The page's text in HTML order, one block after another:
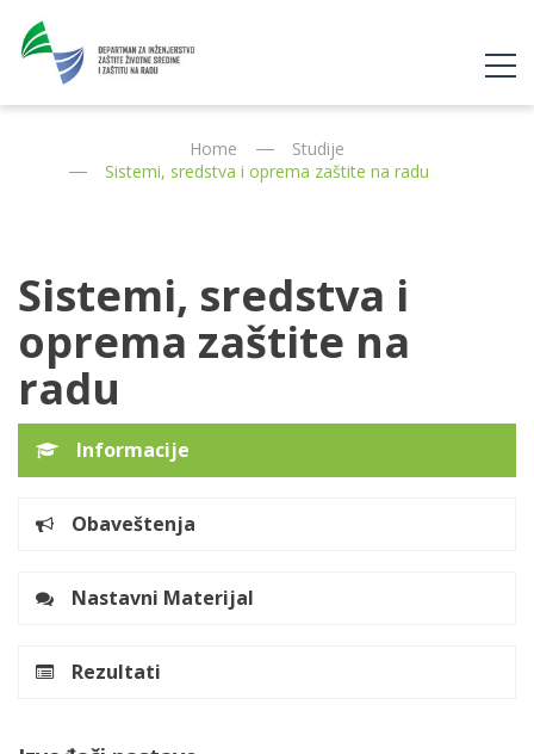
Home
Studije
Sistemi, sredstva i oprema zaštite na radu
Sistemi, sredstva i
oprema zaštite na
radu
Informacije
Obaveštenja
Nastavni Materijal
Rezultati